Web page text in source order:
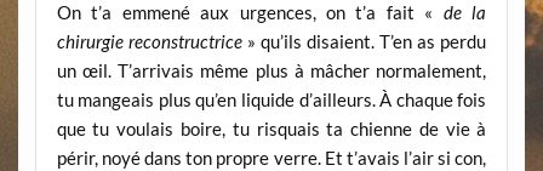
On t’a emmené aux urgences, on t’a fait « de la
chirurgie reconstructrice» qu’ils disaient. T’en as perdu
un œil. T’arrivais même plus à mâcher normalement,
tu mangeais plus qu’en liquide d’ailleurs. À chaque fois
que tu voulais boire, tu risquais ta chienne de vie à
périr, noyé dans ton propre verre. Et t’avais l’air si con,